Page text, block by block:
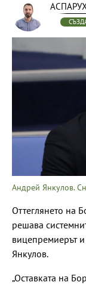
Андрей Янкулов.
Оттеглянето на
решава
вицепремиерът
Янкулов.
„Оставката на